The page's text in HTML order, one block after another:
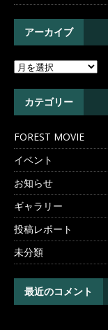
アーカイブ
カテゴリー
FOREST MOVIE
イベント
お知らせ
ギャラリー
投稿レポート
未分類
最近のコメント